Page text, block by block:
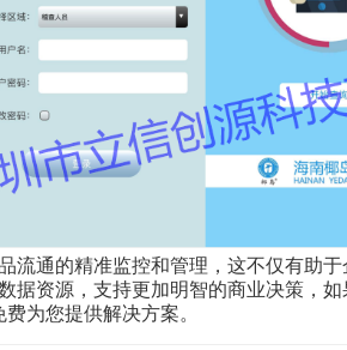
流通的精准监控和管理，这不仅有助
据资源，支持更加明智的商业决策，
费为您提供解决方案。